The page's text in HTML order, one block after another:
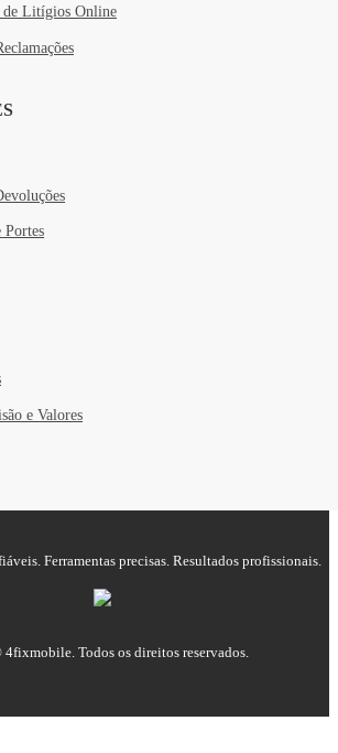
de Litígios Online
Portes
e Valores
Ferramentas precisas. Resultados profissionais.
Todos os direitos reservados.